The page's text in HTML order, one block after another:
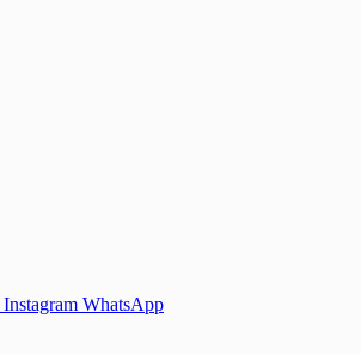
Instagram WhatsApp